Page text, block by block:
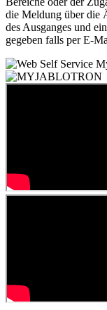
die Meldung über die
des Ausganges und
gegeben falls per E-